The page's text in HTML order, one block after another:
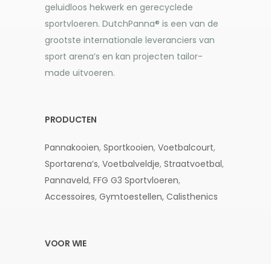
geluidloos hekwerk en gerecyclede
sportvloeren. DutchPanna® is een van de
grootste internationale leveranciers van
sport arena’s en kan projecten tailor-
made uitvoeren.
PRODUCTEN
Pannakooien, Sportkooien, Voetbalcourt,
Sportarena’s, Voetbalveldje, Straatvoetbal,
Pannaveld, FFG G3 Sportvloeren,
Accessoires, Gymtoestellen, Calisthenics
VOOR WIE